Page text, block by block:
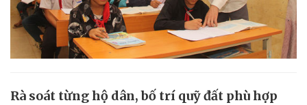
Rà soát từng hộ dân, bố trí quỹ đất phù hợp